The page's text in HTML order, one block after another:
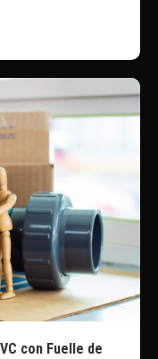
con Fuelle de